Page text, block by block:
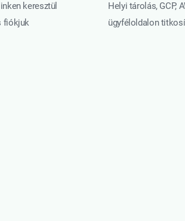
keresztül
fiókjuk
Helyi tárolás, GCP,
ügyféloldalon